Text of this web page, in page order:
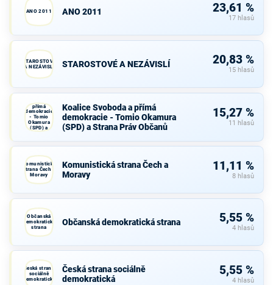
ANO 2011 ANO 2011 23,61 %
17 hlasů
STAROSTOVÉ
A NEZÁVISLÍ
STAROSTOVÉ A NEZÁVISLÍ 20,83 %
15 hlasů
Koalice
přímá
demokracie
- Tomio
Okamura
(SPD) a
Strana Práv
Koalice Svoboda a přímá
demokracie - Tomio Okamura
(SPD) a Strana Práv Občanů
15,27 %
11 hlasů
Komunistická
strana Čech a
Moravy
Komunistická strana Čech a
Moravy
11,11 %
8 hlasů
Občanská
demokratická
strana
Občanská demokratická strana 5,55 %
4 hlasů
Česká strana
sociálně
demokratická
Česká strana sociálně
demokratická
5,55 %
4 hlasů